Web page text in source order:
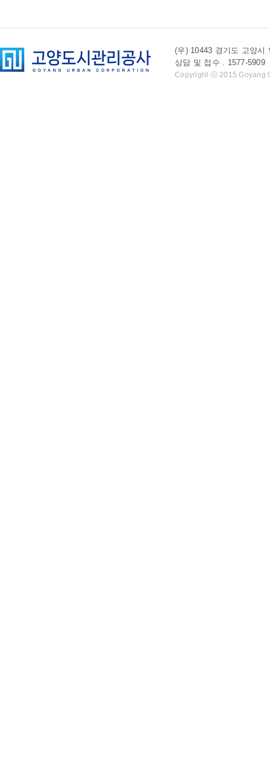
(우) 10443 경기도 고양시
상담 및 접수 . 1577-
Copyright ⓒ 2015 Goyang